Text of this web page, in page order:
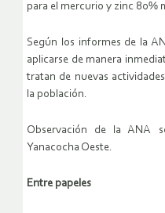
para el mercurio y zinc 80%
Según los informes de la
aplicarse de manera
tratan de nuevas
la población.
Observación de la ANA
Yanacocha Oeste.
Entre papeles